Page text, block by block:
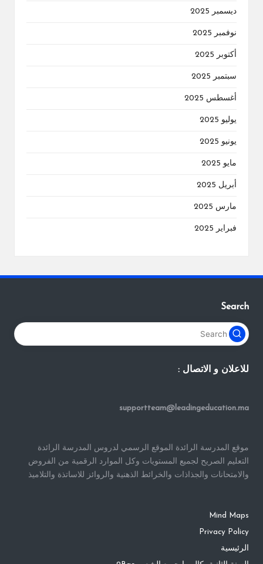
ديسمبر 2025
نوفمبر 2025
أكتوبر 2025
سبتمبر 2025
أغسطس 2025
يوليو 2025
يونيو 2025
مايو 2025
أبريل 2025
مارس 2025
فبراير 2025
Search
للاعلان و الاتصال :
supportteam@leadingeducation.ma
موقع المدرسة الرائدة الموقع الرسمي لدروس المدرسة الرائدة
التعليم الصريح لجميع المستويات وكل الموارد الرقمية من الفروض
والامتحانات والجذاذات والخرائط الذهنية والروائز للاساتذة والتلاميذ
Mind Maps
Privacy Policy
الرئيسية